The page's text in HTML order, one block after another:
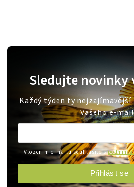
Sledujte novinky
Každý týden ty nejzajímavější
Vašeho e-
Vložením e-mailu souhlasíte s
Přihlásit se